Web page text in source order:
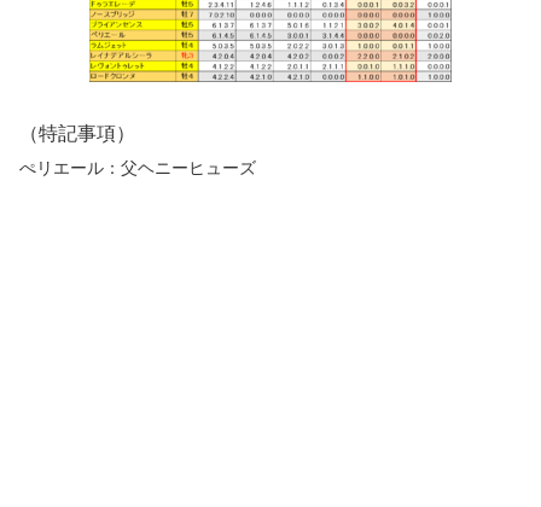
（特記事項）
ぺリエール：父ヘニーヒューズ